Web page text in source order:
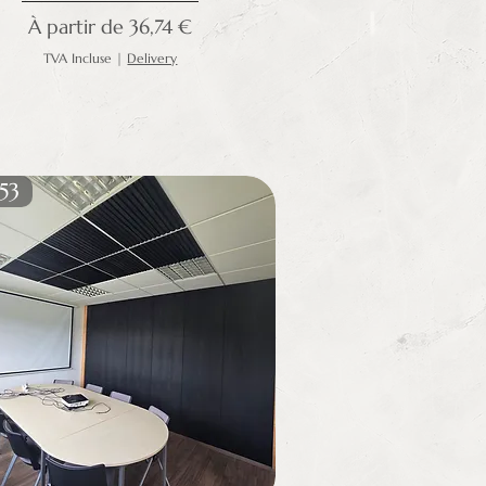
À partir de36,74 €
Prix promotionnel
TVA Incluse | Delivery